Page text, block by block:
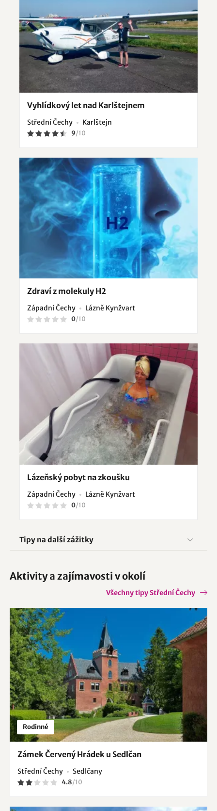
Vyhlídkový let nad Karlštejnem
Střední Čechy Karlštejn
9/10
Zdraví z molekuly H2
Západní Čechy Lázně Kynžvart
0/10
Lázeňský pobyt na zkoušku
Západní Čechy Lázně Kynžvart
0/10
Tipy na další zážitky
Aktivity a zajímavosti v okolí
Všechny tipy Střední Čechy
Rodinné
Zámek Červený Hrádek u Sedlčan
Střední Čechy Sedlčany
4.8/10